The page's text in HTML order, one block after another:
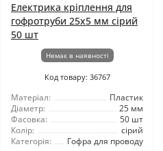
Електрика кріплення для
гофротруби 25х5 мм сірий
50 шт
Немає в наявності
Код товару: 36767
Матеріал:
Пластик
Діаметр:
25 мм
Фасовка:
50 шт
Колір:
сірий
Категорія:
Гофра для проводу